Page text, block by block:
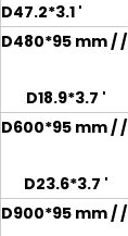
D47.2*3.1 '
D480*95 mm / /
D18.9*3.7 '
D600*95 mm / /
D23.6*3.7 '
D900*95 mm / /